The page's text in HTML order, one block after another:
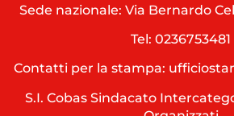
Sede nazionale: Via Bernardo
Tel: 0236753481
Contatti per la stampa:
S.I. Cobas Sindacato